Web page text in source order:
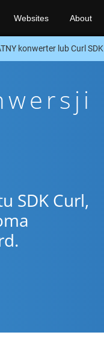
Websites About
konwerter lub Curl SDK
SDK Curl,